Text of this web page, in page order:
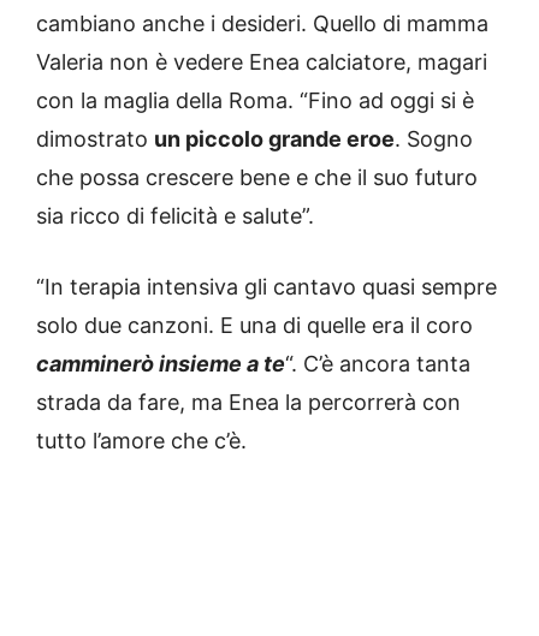
cambiano anche i desideri. Quello di mamma
Valeria non è vedere Enea calciatore, magari
con la maglia della Roma. “Fino ad oggi si è
dimostrato un piccolo grande eroe. Sogno
che possa crescere bene e che il suo futuro
sia ricco di felicità e salute”.
“In terapia intensiva gli cantavo quasi sempre
solo due canzoni. E una di quelle era il coro
camminerò insieme a te“. C’è ancora tanta
strada da fare, ma Enea la percorrerà con
tutto l’amore che c’è.